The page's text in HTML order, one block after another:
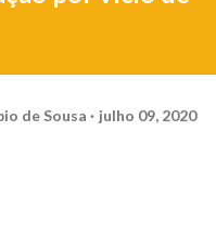
de Sousa julho 09, 2020